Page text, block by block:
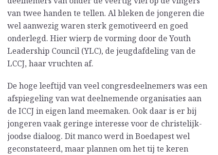
van twee handen te tellen. Al bleken de jongeren die
wel aanwezig waren sterk gemotiveerd en goed
onderlegd. Hier wierp de vorming door de Youth
Leadership Council (YLC), de jeugdafdeling van de
LCCJ, haar vruchten af.
De hoge leeftijd van veel congresdeelnemers was een
afspiegeling van wat deelnemende organisaties aan
de ICCJ in eigen land meemaken. Ook daar is er bij
jongeren vaak geringe interesse voor de christelijk-
joodse dialoog. Dit manco werd in Boedapest wel
geconstateerd, maar plannen om het tij te keren